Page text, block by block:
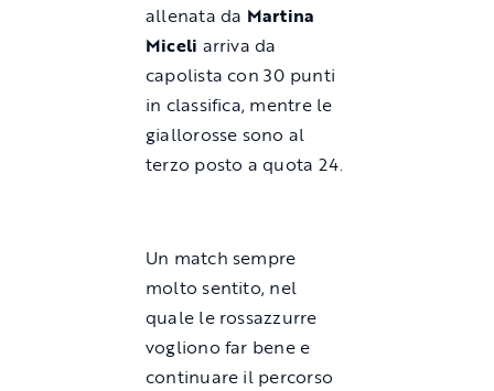
allenata da Martina
Miceli arriva da
capolista con 30 punti
in classifica, mentre le
giallorosse sono al
terzo posto a quota 24.
Un match sempre
molto sentito, nel
quale le rossazzurre
vogliono far bene e
continuare il percorso